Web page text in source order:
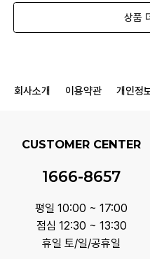
상품
회사소개 이용약관 개인정
CUSTOMER CENTER
1666-8657
평일 10:00 ~ 17:00
점심 12:30 ~ 13:30
휴일 토/일/공휴일